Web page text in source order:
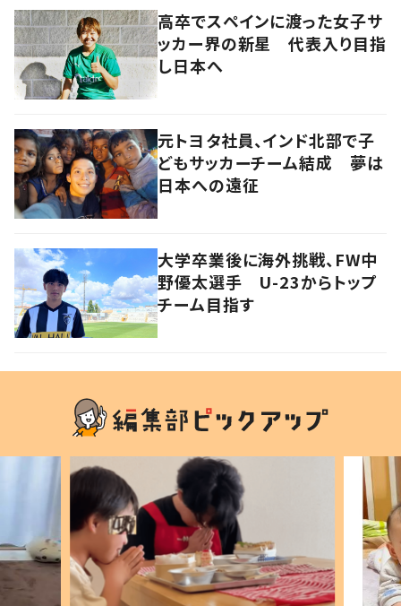
高卒でスペインに渡った女子サ
ッカー界の新星 代表入り目指
し日本へ
元トヨタ社員、インド北部で子
どもサッカーチーム結成 夢は
日本への遠征
大学卒業後に海外挑戦、FW中
野優太選手 U-23からトップ
チーム目指す